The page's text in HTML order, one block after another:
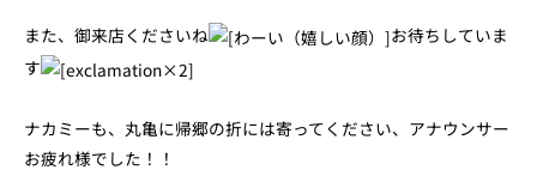
また、御来店くださいね
お待ちしていま
す
ナカミーも、丸亀に帰郷の折には寄ってください、アナウンサー
お疲れ様でした！！